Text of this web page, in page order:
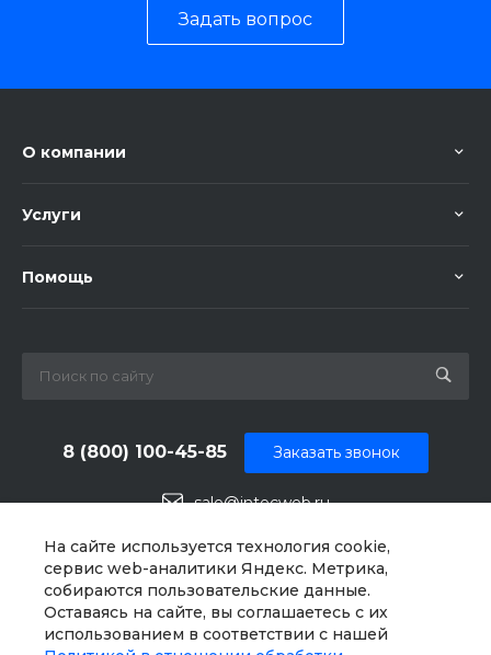
На сайте используется технология cookie,
сервис web-аналитики Яндекс. Метрика,
собираются пользовательские данные.
Оставаясь на сайте, вы соглашаетесь с их
использованием в соответствии с нашей
Задать вопрос
О компании
Услуги
Помощь
8 (800) 100-45-85
sale@intecweb.ru
Заказать звонок
г. Челябинск, ул.Свободы, д. 93, оф. 6